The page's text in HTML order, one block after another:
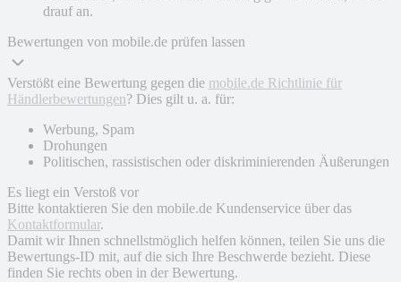
drauf an.
Bewertungen von mobile.de prüfen lassen
Verstößt eine Bewertung gegen die mobile.de Richtlinie für
Händlerbewertungen? Dies gilt u. a. für:
Werbung, Spam
Drohungen
Politischen, rassistischen oder diskriminierenden Äußerungen
Es liegt ein Verstoß vor
Bitte kontaktieren Sie den mobile.de Kundenservice über das
Kontaktformular.
Damit wir Ihnen schnellstmöglich helfen können, teilen Sie uns die
Bewertungs-ID mit, auf die sich Ihre Beschwerde bezieht. Diese
finden Sie rechts oben in der Bewertung.